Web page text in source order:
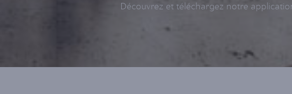
Découvrez et téléchargez notre